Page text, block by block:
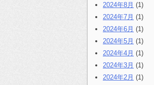
2024年8月 (1)
2024年7月 (1)
2024年6月 (1)
2024年5月 (1)
2024年4月 (1)
2024年3月 (1)
2024年2月 (1)